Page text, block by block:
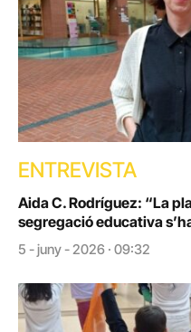
ENTREVISTA
Aida C. Rodríguez: “La
segregació educativa
5 - juny - 2026 · 09:32